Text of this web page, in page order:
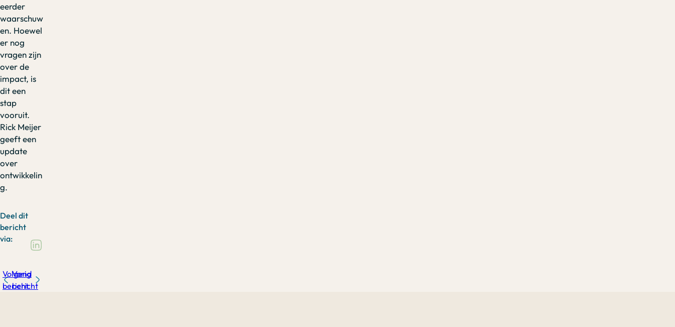
eerder
waarschuw
en. Hoewel
er nog
vragen zijn
over de
impact, is
dit een
stap
vooruit.
Rick Meijer
geeft een
update
over
ontwikkelin
g.
Deel dit
bericht
via:
Vorig
bericht
Volgend
bericht